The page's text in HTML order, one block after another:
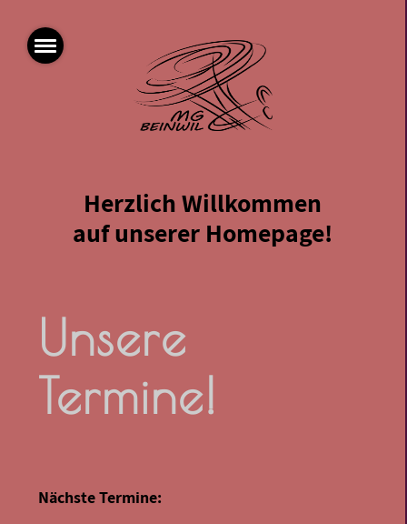
Herzlich Willkommen
auf unserer Homepage!
Unsere
Termine!
Nächste Termine: